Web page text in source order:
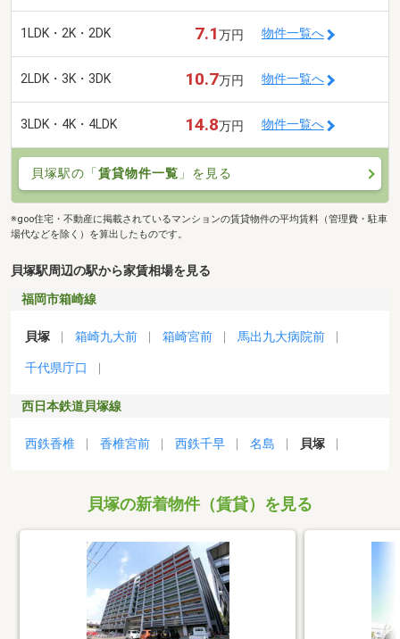
1LDK・2K・2DK 7.1万円 物件一覧へ
2LDK・3K・3DK 10.7万円 物件一覧へ
3LDK・4K・4LDK 14.8万円 物件一覧へ
貝塚駅の「賃貸物件一覧 」を見る
※goo住宅・不動産に掲載されているマンションの賃貸物件の平均賃料（管理費・駐車
場代などを除く）を算出したものです。
貝塚駅周辺の駅から家賃相場を見る
福岡市箱崎線
貝塚 箱崎九大前 箱崎宮前 馬出九大病院前
千代県庁口
西日本鉄道貝塚線
西鉄香椎 香椎宮前 西鉄千早 名島 貝塚
貝塚の新着物件（賃貸）を見る